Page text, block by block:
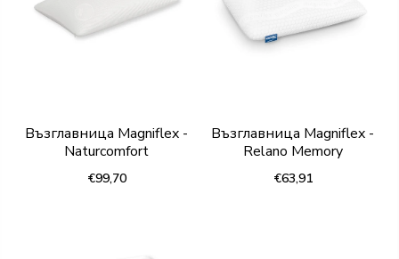
Възглавница Magniflex -
Naturcomfort
€99,70
Възглавница Magniflex -
Relano Memory
€63,91